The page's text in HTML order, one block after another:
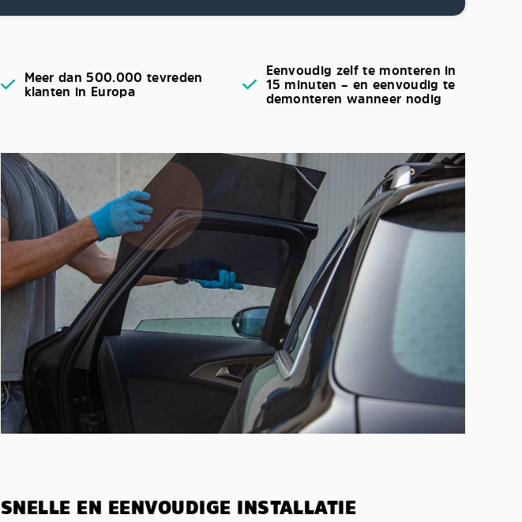
Meer dan 500.000 tevreden
klanten in Europa
Eenvoudig zelf te monteren in
15 minuten – en eenvoudig te
demonteren wanneer nodig
SNELLE EN EENVOUDIGE INSTALLATIE